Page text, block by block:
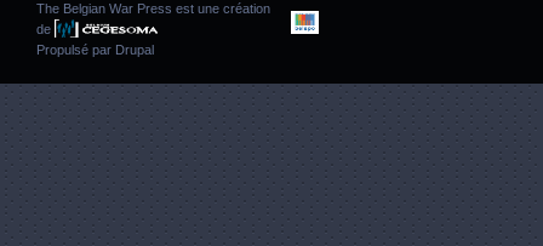
The Belgian War Press est une création
de
Propulsé par Drupal